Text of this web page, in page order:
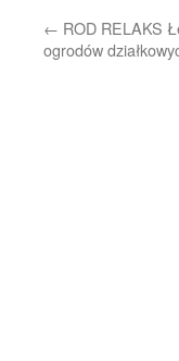
← ROD RELAKS
ogrodów